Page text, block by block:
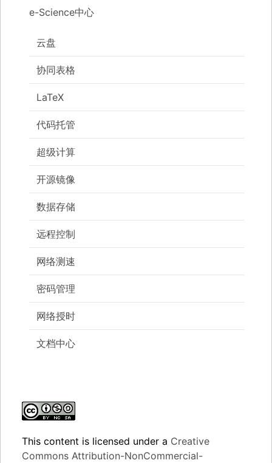
e-Science中心
云盘
协同表格
LaTeX
代码托管
超级计算
开源镜像
数据存储
远程控制
网络测速
密码管理
网络授时
文档中心
This content is licensed under a Creative
Commons Attribution-NonCommercial-